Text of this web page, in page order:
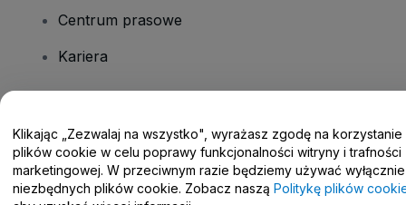
Centrum prasowe
Kariera
Centrum pomocy / Skontaktuj się z nami
Klikając „Zezwalaj na wszystko", wyrażasz zgodę na korzystanie
plików cookie w celu poprawy funkcjonalności witryny i trafności
marketingowej. W przeciwnym razie będziemy używać wyłącznie
niezbędnych plików cookie. Zobacz naszą Politykę plików